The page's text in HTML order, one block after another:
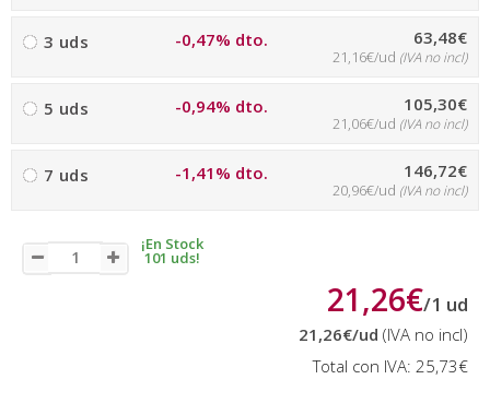
3 uds -0,47% dto. 63,48€
21,16€/ud (IVA no incl)
5 uds -0,94% dto. 105,30€
21,06€/ud (IVA no incl)
7 uds -1,41% dto. 146,72€
20,96€/ud (IVA no incl)
¡En Stock
101 uds!
21,26€/1 ud
21,26€/ud (IVA no incl)
Total con IVA: 25,73€